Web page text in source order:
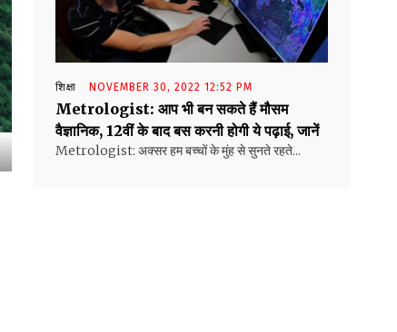
शिक्षा NOVEMBER 30, 2022 12:52 PM
Metrologist: आप भी बन सकते हैं मौसम
वैज्ञानिक, 12वीं के बाद बस करनी होगी ये पढ़ाई, जानें
Metrologist: अक्सर हम बच्चों के मुंह से सुनते रहते...